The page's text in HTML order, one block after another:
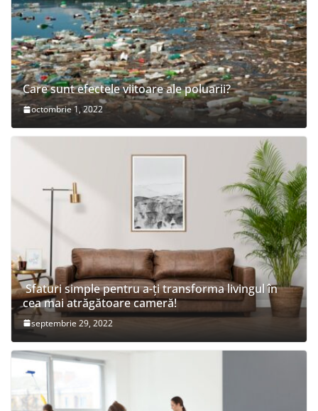
Care sunt efectele viitoare ale poluarii?
octombrie 1, 2022
Sfaturi simple pentru a-ți transforma livingul în
cea mai atrăgătoare cameră!
septembrie 29, 2022